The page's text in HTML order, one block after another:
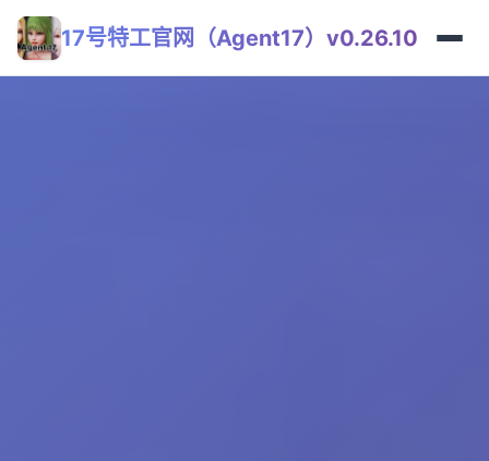
17号特工官网（Agent17）v0.26.10